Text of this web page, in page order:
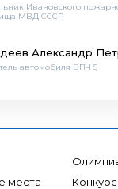
Ивановского
МВД СССР
Александр
автомобиля ВПЧ 5
места